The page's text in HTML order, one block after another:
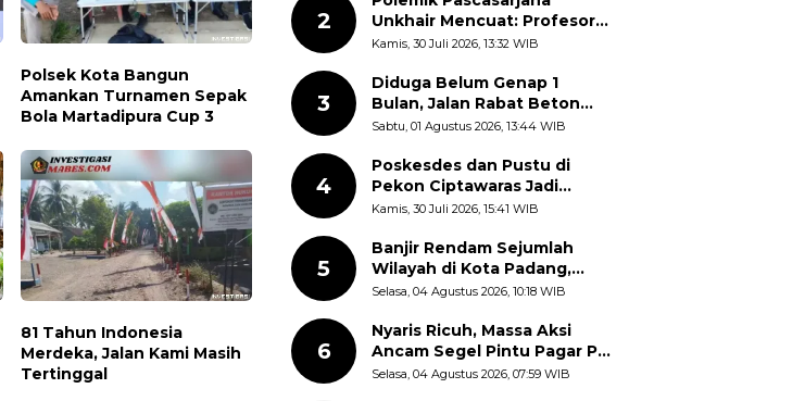
Polsek Kota Bangun
Amankan Turnamen Sepak
Bola Martadipura Cup 3
81 Tahun Indonesia
Merdeka, Jalan Kami Masih
Tertinggal
2
Unkhair Mencuat: Profesor
dan Doktor Disebut
Akademik Akhir Pekan
Kamis, 30 Juli 2026, 13:32 WIB
3
Diduga Belum Genap 1
Bulan, Jalan Rabat Beton
Gidanglo - Guwosobokerto
Sabtu, 01 Agustus 2026, 13:44 WIB
4
Poskesdes dan Pustu di
Pekon Ciptawaras Jadi
Sorotan, Warga Keluhkan
Dugaan Pungutan
Kamis, 30 Juli 2026, 15:41 WIB
5
Banjir Rendam Sejumlah
Wilayah di Kota Padang,
Proses Evakuasi Warga
Selasa, 04 Agustus 2026, 10:18 WIB
6
Nyaris Ricuh, Massa Aksi
Ancam Segel Pintu Pagar PT
Pabrik Gula Gorontalo
Selasa, 04 Agustus 2026, 07:59 WIB